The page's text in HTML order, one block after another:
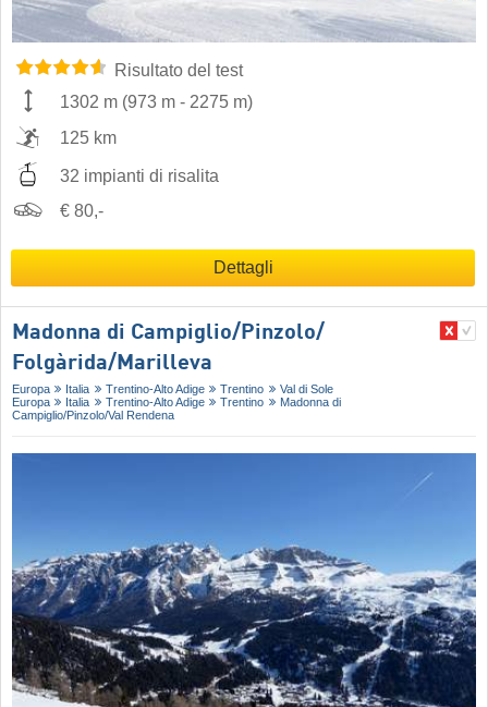
Risultato del test
1302 m (973 m - 2275 m)
125 km
32 impianti di risalita
€ 80,-
Dettagli
Madonna di Campiglio/​Pinzolo/​
Folgàrida/​Marilleva
Europa Italia Trentino-Alto Adige Trentino
Val di Sole
Europa
Italia Trentino-Alto Adige Trentino
Madonna di
Campiglio/​Pinzolo/​Val Rendena